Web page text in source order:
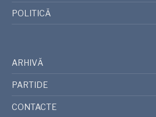
POLITICĂ
ARHIVĂ
PARTIDE
CONTACTE